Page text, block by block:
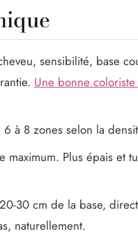
sensibilité, base
Une bonne
à 8 zones selon la
maximum. Plus épais et
30 cm de la base,
naturellement.